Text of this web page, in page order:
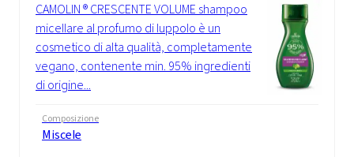
CAMOLIN ® CRESCENTE VOLUME shampoo
micellare al profumo di luppolo è un
cosmetico di alta qualità, completamente
vegano, contenente min. 95% ingredienti
di origine...
Composizione
Miscele